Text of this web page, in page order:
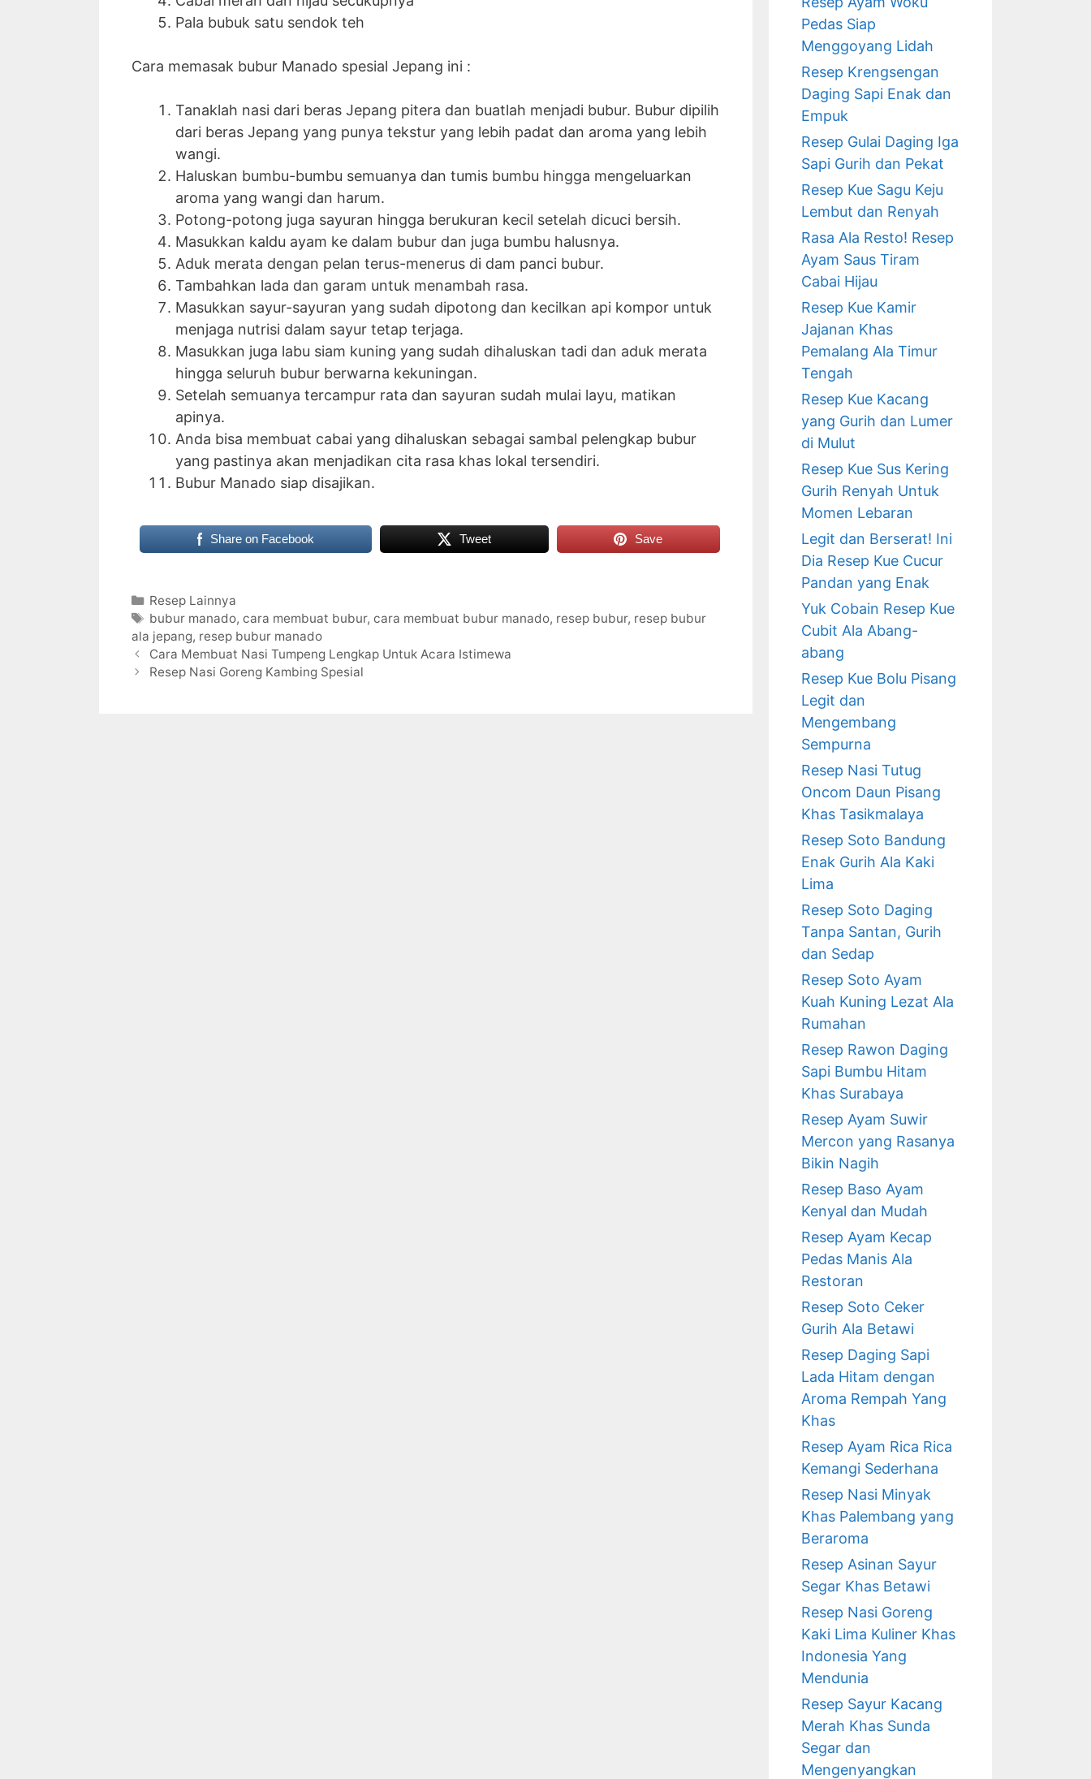
Pala bubuk satu sendok teh
Cara memasak bubur Manado spesial Jepang ini :
Tanaklah nasi dari beras Jepang pitera dan buatlah menjadi bubur. Bubur dipilih
dari beras Jepang yang punya tekstur yang lebih padat dan aroma yang lebih
wangi.
Haluskan bumbu-bumbu semuanya dan tumis bumbu hingga mengeluarkan
aroma yang wangi dan harum.
Potong-potong juga sayuran hingga berukuran kecil setelah dicuci bersih.
Masukkan kaldu ayam ke dalam bubur dan juga bumbu halusnya.
Aduk merata dengan pelan terus-menerus di dam panci bubur.
Tambahkan lada dan garam untuk menambah rasa.
Masukkan sayur-sayuran yang sudah dipotong dan kecilkan api kompor untuk
menjaga nutrisi dalam sayur tetap terjaga.
Masukkan juga labu siam kuning yang sudah dihaluskan tadi dan aduk merata
hingga seluruh bubur berwarna kekuningan.
Setelah semuanya tercampur rata dan sayuran sudah mulai layu, matikan
apinya.
Anda bisa membuat cabai yang dihaluskan sebagai sambal pelengkap bubur
yang pastinya akan menjadikan cita rasa khas lokal tersendiri.
Bubur Manado siap disajikan.
Share on Facebook Tweet Save
Categories
Resep Lainnya
Tags
bubur manado,cara membuat bubur,cara membuat bubur manado, resep bubur, resep bubur
ala jepang, resep bubur manado
Cara Membuat Nasi Tumpeng Lengkap Untuk Acara Istimewa
Resep Nasi Goreng Kambing Spesial
Pedas Siap
Menggoyang Lidah
Resep Krengsengan
Daging Sapi Enak dan
Empuk
Resep Gulai Daging Iga
Sapi Gurih dan Pekat
Resep Kue Sagu Keju
Lembut dan Renyah
Rasa Ala Resto! Resep
Ayam Saus Tiram
Cabai Hijau
Resep Kue Kamir
Jajanan Khas
Pemalang Ala Timur
Tengah
Resep Kue Kacang
yang Gurih dan Lumer
di Mulut
Resep Kue Sus Kering
Gurih Renyah Untuk
Momen Lebaran
Legit dan Berserat! Ini
Dia Resep Kue Cucur
Pandan yang Enak
Yuk Cobain Resep Kue
Cubit Ala Abang-
abang
Resep Kue Bolu Pisang
Legit dan
Mengembang
Sempurna
Resep Nasi Tutug
Oncom Daun Pisang
Khas Tasikmalaya
Resep Soto Bandung
Enak Gurih Ala Kaki
Lima
Resep Soto Daging
Tanpa Santan, Gurih
dan Sedap
Resep Soto Ayam
Kuah Kuning Lezat Ala
Rumahan
Resep Rawon Daging
Sapi Bumbu Hitam
Khas Surabaya
Resep Ayam Suwir
Mercon yang Rasanya
Bikin Nagih
Resep Baso Ayam
Kenyal dan Mudah
Resep Ayam Kecap
Pedas Manis Ala
Restoran
Resep Soto Ceker
Gurih Ala Betawi
Resep Daging Sapi
Lada Hitam dengan
Aroma Rempah Yang
Khas
Resep Ayam Rica Rica
Kemangi Sederhana
Resep Nasi Minyak
Khas Palembang yang
Beraroma
Resep Asinan Sayur
Segar Khas Betawi
Resep Nasi Goreng
Kaki Lima Kuliner Khas
Indonesia Yang
Mendunia
Resep Sayur Kacang
Merah Khas Sunda
Segar dan
Mengenyangkan